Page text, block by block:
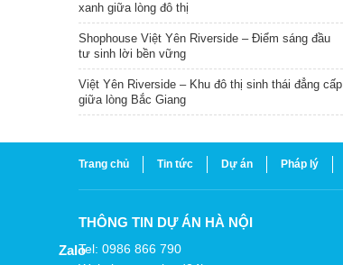
xanh giữa lòng đô thị
Shophouse Việt Yên Riverside – Điểm sáng đầu
tư sinh lời bền vững
Việt Yên Riverside – Khu đô thị sinh thái đẳng cấp
giữa lòng Bắc Giang
Trang chủ Tin tức Dự án Pháp lý
THÔNG TIN DỰ ÁN HÀ NỘI
Tel: 0986 866 790
Zalo